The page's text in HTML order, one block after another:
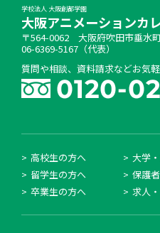
学校法人 大阪創都学園
大阪アニメーションカ
〒564-0062 大阪府吹田市垂水
06-6369-5167（代表）
質問や相談、資料請求などお気
高校生の方へ
大学
留学生の方へ
保護
卒業生の方へ
求人